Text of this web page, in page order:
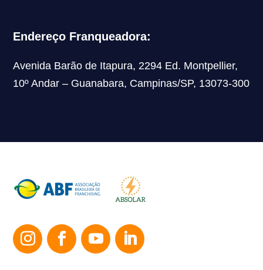
Endereço Franqueadora:
Avenida Barão de Itapura, 2294 Ed. Montpellier,
10º Andar – Guanabara, Campinas/SP, 13073-300